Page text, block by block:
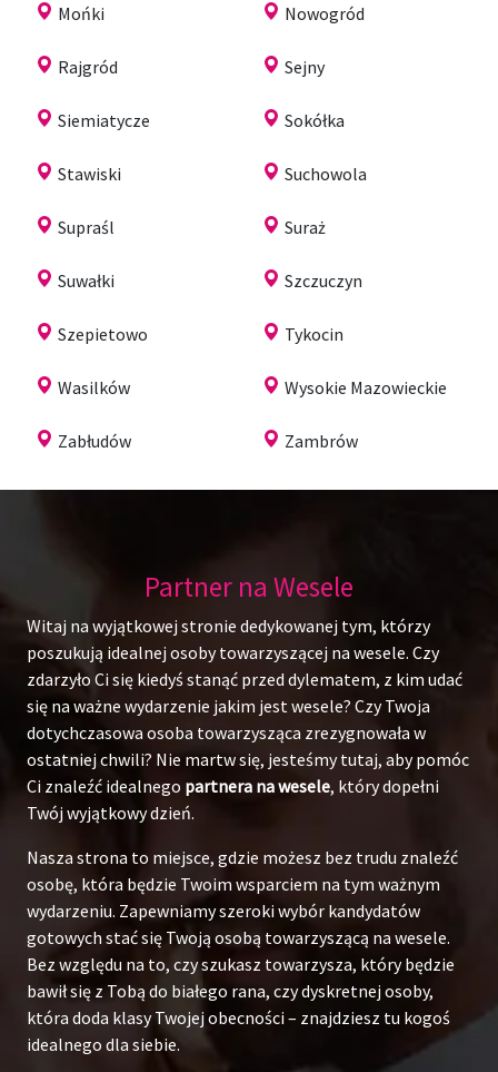
Mońki Nowogród
Rajgród Sejny
Siemiatycze Sokółka
Stawiski Suchowola
Supraśl Suraż
Suwałki Szczuczyn
Szepietowo Tykocin
Wasilków Wysokie Mazowieckie
Zabłudów Zambrów
Partner na Wesele
Witaj na wyjątkowej stronie dedykowanej tym, którzy
poszukują idealnej osoby towarzyszącej na wesele. Czy
zdarzyło Ci się kiedyś stanąć przed dylematem, z kim udać
się na ważne wydarzenie jakim jest wesele? Czy Twoja
dotychczasowa osoba towarzysząca zrezygnowała w
ostatniej chwili? Nie martw się, jesteśmy tutaj, aby pomóc
Ci znaleźć idealnego partnera na wesele, który dopełni
Twój wyjątkowy dzień.
Nasza strona to miejsce, gdzie możesz bez trudu znaleźć
osobę, która będzie Twoim wsparciem na tym ważnym
wydarzeniu. Zapewniamy szeroki wybór kandydatów
gotowych stać się Twoją osobą towarzyszącą na wesele.
Bez względu na to, czy szukasz towarzysza, który będzie
bawił się z Tobą do białego rana, czy dyskretnej osoby,
która doda klasy Twojej obecności – znajdziesz tu kogoś
idealnego dla siebie.